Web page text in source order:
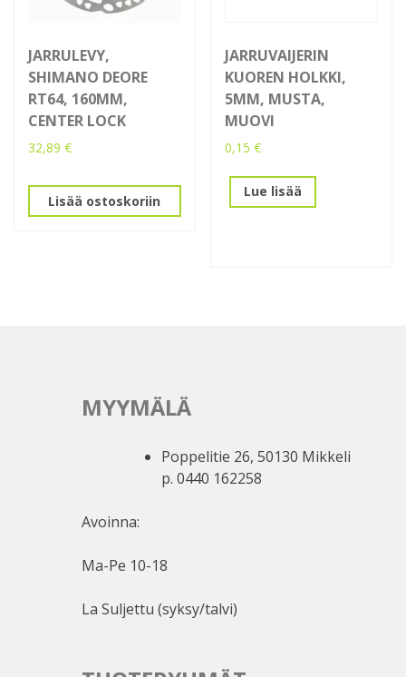
JARRULEVY,
SHIMANO DEORE
RT64, 160MM,
CENTER LOCK
32,89 €
Lisää ostoskoriin
JARRUVAIJERIN
KUOREN HOLKKI,
5MM, MUSTA,
MUOVI
0,15€
Lue lisää
MYYMÄLÄ
Poppelitie 26, 50130 Mikkeli
p. 0440 162258
Avoinna:
Ma-Pe 10-18
La Suljettu (syksy/talvi)